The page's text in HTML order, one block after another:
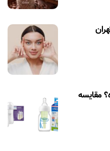
مقایسه